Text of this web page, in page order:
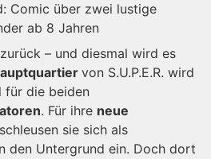
Comic über zwei lustige
ab 8 Jahren
– und diesmal wird es
von S.U.P.E.R. wird
für die beiden
. Für ihre neue
schleusen sie sich als
den Untergrund ein. Doch dort